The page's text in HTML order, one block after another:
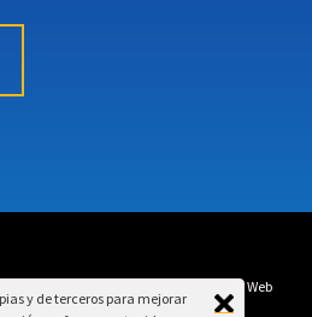
y de terceros para mejorar
Mapa Web